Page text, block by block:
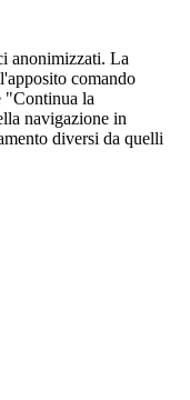
anonimizzati. La
comando
"Continua la
navigazione in
diversi da quelli